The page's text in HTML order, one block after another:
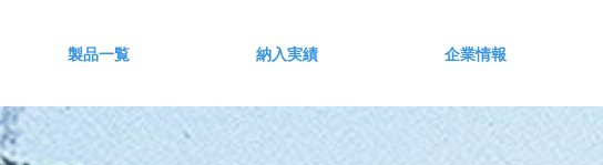
製品一覧 納入実績 企業情報